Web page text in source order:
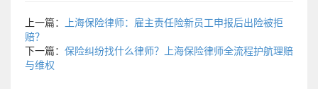
上一篇：
上海保险律师：雇主责任险新员工申报后出险被拒
赔？
下一篇： 保险纠纷找什么律师？上海保险律师全流程护航理赔
与维权